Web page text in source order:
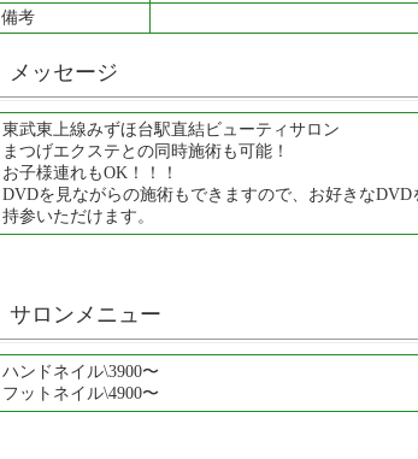
備考
メッセージ
東武東上線みずほ台駅直結ビューティサロン
まつげエクステとの同時施術も可能！
お子様連れもOK！！！
DVDを見ながらの施術もできますので、お好きなDVD
持参いただけます。
サロンメニュー
ハンドネイル\3900〜
フットネイル\4900〜